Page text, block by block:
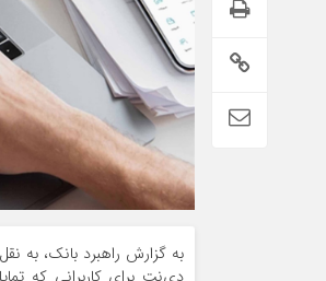
به گزارش راهبرد بانک، به
اطلاعیه تامین اجتماعی